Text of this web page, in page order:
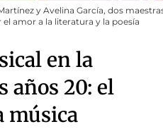
y Avelina García, dos
amor a la literatura y la poesía
en la
años 20: el
música